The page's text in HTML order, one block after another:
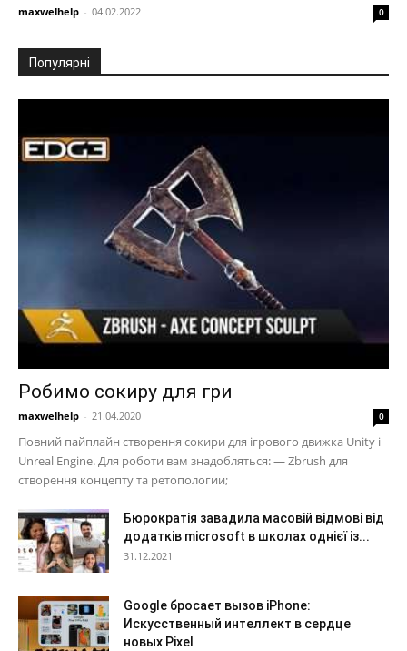
maxwelhelp - 04.02.2022 0
Популярні
Робимо сокиру для гри
maxwelhelp - 21.04.2020 0
Повний пайплайн створення сокири для ігрового движка Unity і
Unreal Engine. Для роботи вам знадобляться: — Zbrush для
створення концепту та ретопологии;
Бюрократія завадила масовій відмові від
додатків microsoft в школах однієї із...
31.12.2021
Google бросает вызов iPhone:
Искусственный интеллект в сердце
новых Pixel